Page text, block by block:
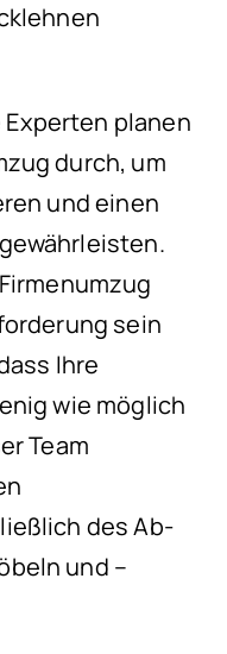
Experten planen
durch, um
und einen
sein
Ihre
wie möglich
Team
des Ab-
und –